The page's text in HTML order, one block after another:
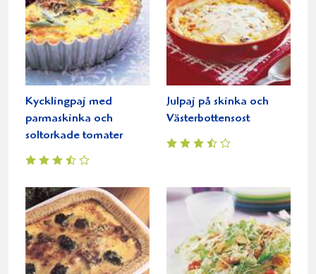
Kycklingpaj med
parmaskinka och
soltorkade tomater
Julpaj på skinka och
Västerbottensost